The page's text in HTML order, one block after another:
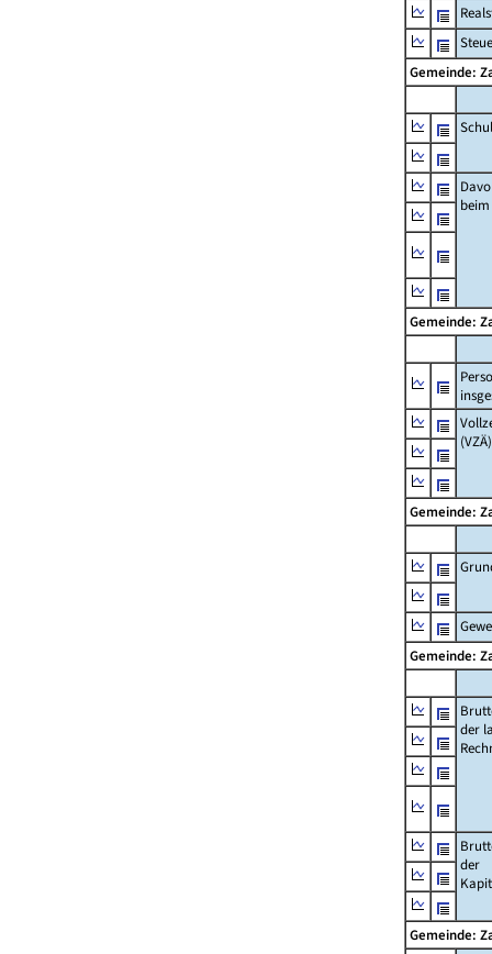
Gemeinde:
beim
Gemeinde:
(VZÄ)
Gemeinde:
Gemeinde:
der
der
Gemeinde: